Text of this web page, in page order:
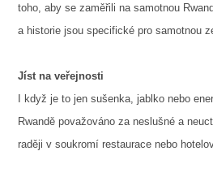
toho, aby se zaměřili na samotnou
a historie jsou specifické pro samotnou
Jíst na veřejnosti
I když je to jen sušenka, jablko nebo
Rwandě považováno za neslušné a
raději v soukromí restaurace nebo